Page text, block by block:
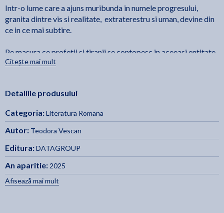
Intr-o lume care a ajuns muribunda in numele progresului,
granita dintre vis si realitate, extraterestru si uman, devine din
ce in ce mai subtire.
Pe masura ce profetii si tiranii se contopesc in aceeasi entitate,
Herra descopera adevaruri tulburatoare atat despre sine, cat si
sarpele din Edenul lui Adam si Eva a fost de fapt cel care ne-a
salvat si nu cel care ne-a damnat?...
Citește mai mult
Detaliile produsului
Categoria:Literatura Romana
Autor: Teodora Vescan
Editura:DATAGROUP
An aparitie: 2025
Afisează mai mult